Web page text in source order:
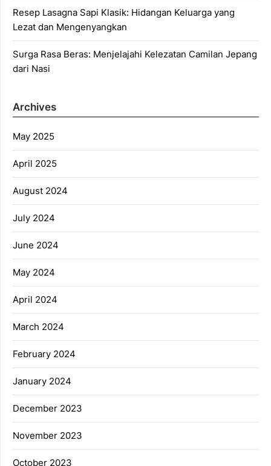
Resep Lasagna Sapi Klasik: Hidangan Keluarga yang
Lezat dan Mengenyangkan
Surga Rasa Beras: Menjelajahi Kelezatan Camilan Jepang
dari Nasi
Archives
May 2025
April 2025
August 2024
July 2024
June 2024
May 2024
April 2024
March 2024
February 2024
January 2024
December 2023
November 2023
October 2023